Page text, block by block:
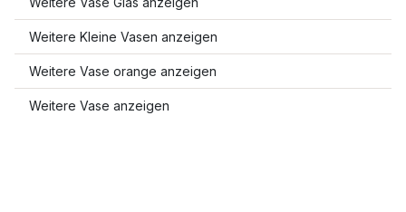
Weitere Kleine Vasen anzeigen
Weitere Vase orange anzeigen
Weitere Vase anzeigen